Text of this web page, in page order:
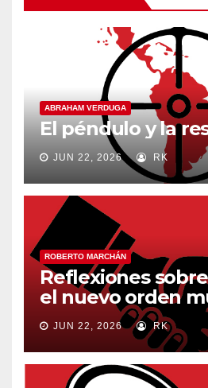
ABRAHAM VERDUGA
El péndulo y la
JUN 22, 2026 RK
ROBERTO MARCHÁN
Reflexiones
el nuevo orden
JUN 22, 2026 RK